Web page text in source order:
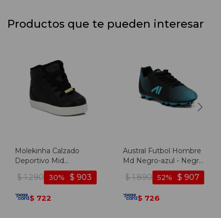
Productos que te pueden interesar
Molekinha Calzado
Deportivo Mid
Acordonado - Negro
$ 1.290 $ 903
30
$ 722
Austral Futbol Hombre
Md Negro-azul - Negro-
$ 1.890 $ 907
52
$ 726